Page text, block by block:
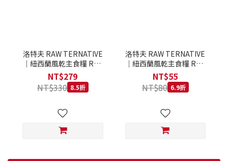
洛特夫 RAW TERNATIVE
｜紐西蘭風乾主食糧 RT3
羊肉 142g｜風乾主食糧 羊
肉 全齡犬 狗飼料
NT$279
NT$330 8.5折
洛特夫 RAW TERNATIVE
｜紐西蘭風乾主食糧 RT1
牛肉 25g｜風乾主食糧 牛
肉 全齡犬 狗飼料
NT$55
NT$80 6.9折